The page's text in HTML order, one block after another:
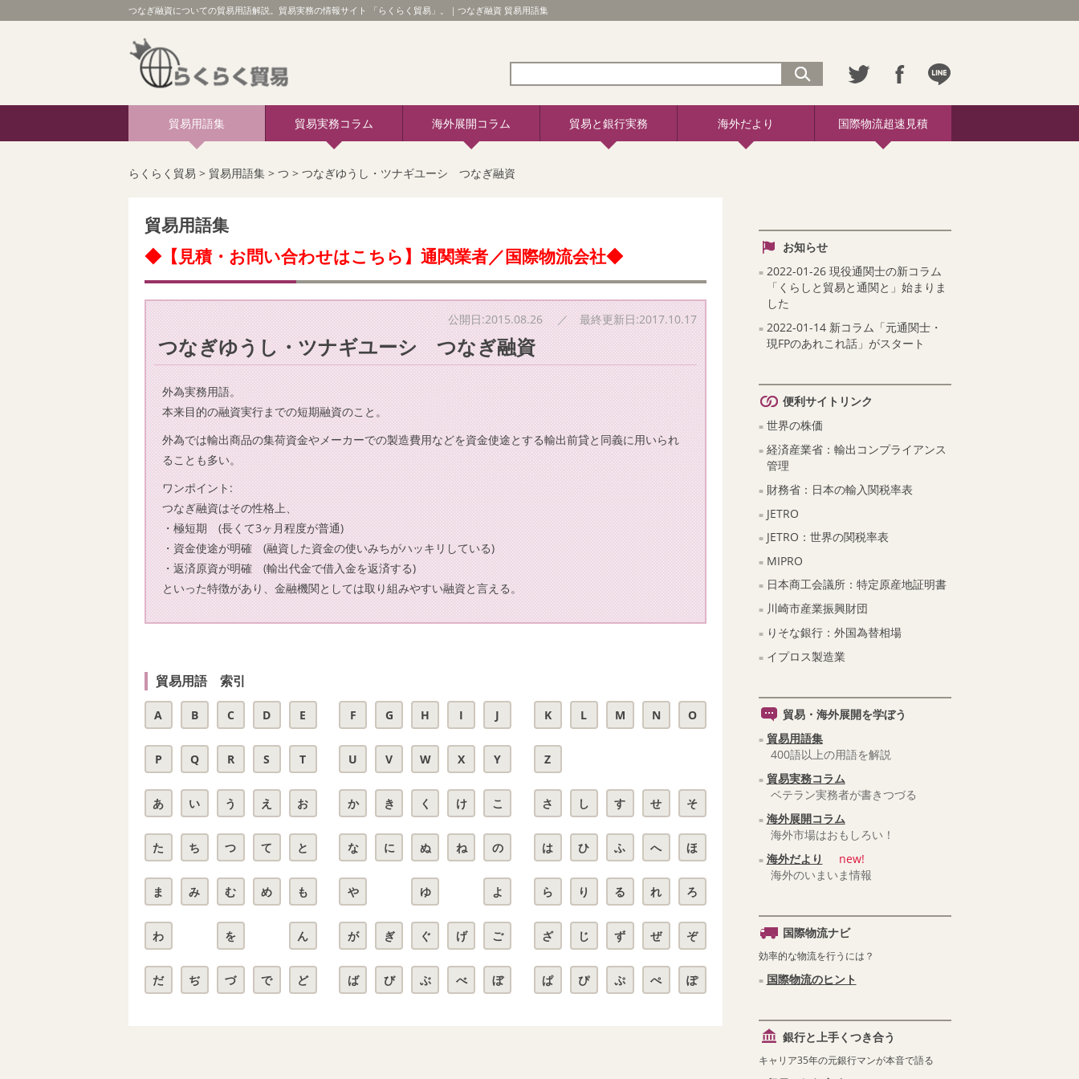
つなぎ融資についての貿易用語解説。貿易実務の情報サイト 「らくらく貿易」。｜つなぎ融資 貿易用語集
貿易用語集 貿易実務コラム 海外展開コラム 貿易と銀行実務 海外だより 国際物流超速見積
らくらく貿易 > 貿易用語集> つ > つなぎゆうし・ツナギユーシ つなぎ融資
貿易用語集
◆【見積・お問い合わせはこちら】通関業者／国際物流会社◆
公開日:2015.08.26 ／ 最終更新日:2017.10.17
つなぎゆうし・ツナギユーシ つなぎ融資
外為実務用語。
本来目的の融資実行までの短期融資のこと。
外為では輸出商品の集荷資金やメーカーでの製造費用などを資金使途とする輸出前貸と同義に用いられ
ることも多い。
ワンポイント:
つなぎ融資はその性格上、
・極短期 (長くて3ヶ月程度が普通)
・資金使途が明確 (融資した資金の使いみちがハッキリしている)
・返済原資が明確 (輸出代金で借入金を返済する)
といった特徴があり、金融機関としては取り組みやすい融資と言える。
貿易用語 索引
A B C D E F G H I J K L M N O
P Q R S T U V W X Y Z
あ い う え お か き く け こ さ し す せ そ
た ち つ て と な に ぬ ね の は ひ ふ へ ほ
ま み む め も や ゆ よ ら り る れ ろ
わ を ん が ぎ ぐ げ ご ざ じ ず ぜ ぞ
だ ぢ づ で ど ば び ぶ べ ぼ ぱ ぴ ぷ ぺ ぽ
お知らせ
2022-01-26 現役通関士の新コラム
「くらしと貿易と通関と」始まりま
した
2022-01-14 新コラム「元通関士・
現FPのあれこれ話」がスタート
便利サイトリンク
世界の株価
経済産業省：輸出コンプライアンス
管理
財務省：日本の輸入関税率表
JETRO
JETRO：世界の関税率表
MIPRO
日本商工会議所：特定原産地証明書
川崎市産業振興財団
りそな銀行：外国為替相場
イプロス製造業
貿易・海外展開を学ぼう
貿易用語集
400語以上の用語を解説
貿易実務コラム
ベテラン実務者が書きつづる
海外展開コラム
海外市場はおもしろい！
海外だより
new!
海外のいまいま情報
国際物流ナビ
効率的な物流を行うには？
国際物流のヒント
銀行と上手くつき合う
キャリア35年の元銀行マンが本音で語る